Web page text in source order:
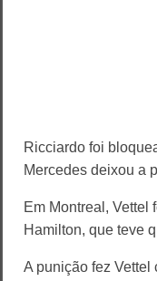
Ricciardo foi
Mercedes deixou a
Em Montreal, Vettel
Hamilton, que teve
A punição fez